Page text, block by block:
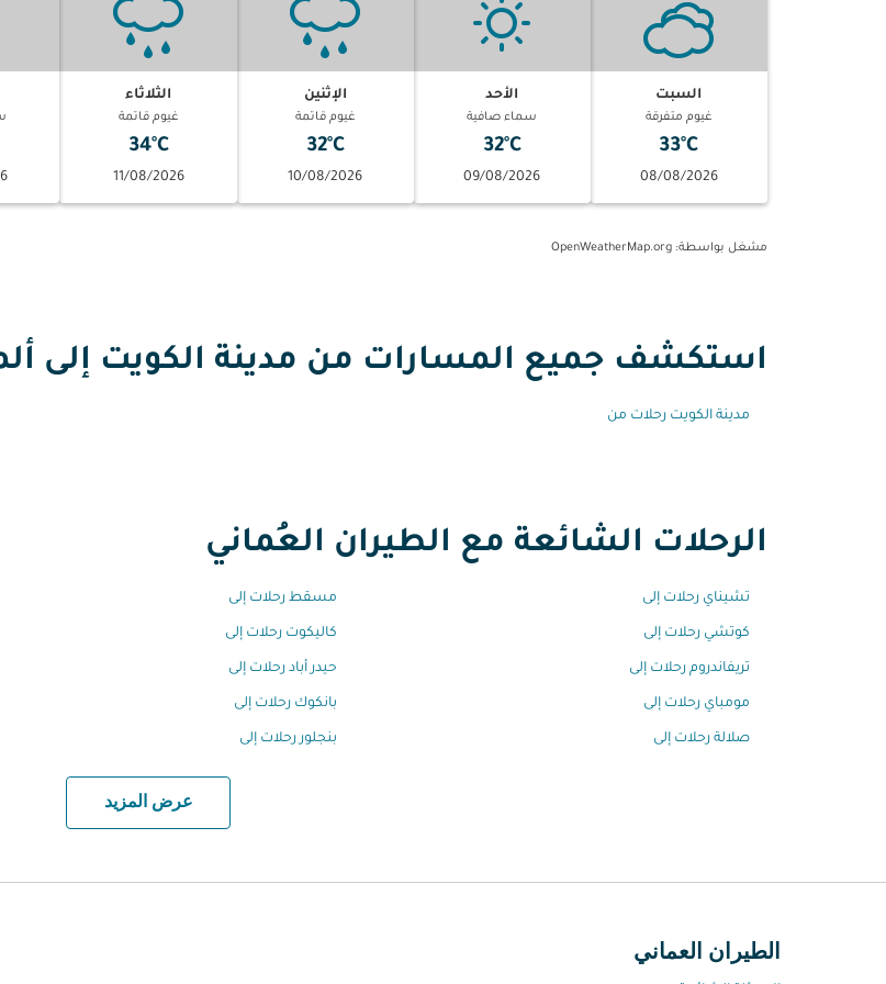
السبت
غيوم متفرقة
33°C
08/08/2026
الأحد
سماء صافية
32°C
09/08/2026
الإثنين
غيوم قاتمة
32°C
10/08/2026
الثلاثاء
غيوم قاتمة
34°C
11/08/2026
مشغل بواسطة: OpenWeatherMap.org
استكشف جميع المسارات من مدينة الكويت إلى
مدينة الكويت رحلات من
الرحلات الشائعة مع الطيران العُماني
تشيناي رحلات إلى مسقط رحلات إلى
كوتشي رحلات إلى كاليكوت رحلات إلى
تريفاندروم رحلات إلى حيدر أباد رحلات إلى
مومباي رحلات إلى بانكوك رحلات إلى
صلالة رحلات إلى بنجلور رحلات إلى
عرض المزيد
الطيران العماني